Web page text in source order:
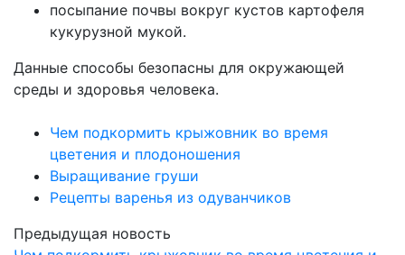
посыпание почвы вокруг кустов картофеля
кукурузной мукой.
Данные способы безопасны для окружающей
среды и здоровья человека.
Чем подкормить крыжовник во время
цветения и плодоношения
Выращивание груши
Рецепты варенья из одуванчиков
Предыдущая новость